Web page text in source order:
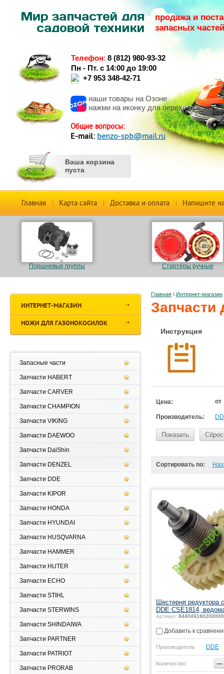
продажа и
запасных частей
Телефон: 8 (812) 980-93-32
Пн - Пт. с 14:00 до 19:00
+7 953 348-42-71
наши товары на Озоне
нажми на иконку для перехода в
Общие вопросы:
Е-mail: benzo-spb@mail.ru
Ваша корзина
пуста
Главная Карта сайта Доставка и оплата Напишите
Поршневые группы Стартёры ручные
Главная \ Интернет-магазин
Запчасти
Инструкция
Цена: от
Производитель:
Показать
Сортировать по:
Шестерня редуктора
DDE CSE1814,
Артикул:
Добавить к
Производитель DDE
Количество: −
ИНТЕРНЕТ-МАГАЗИН
НОЖИ ДЛЯ ГАЗОНОКОСИЛОК
Запасные части
Запчасти HABERT
Запчасти CARVER
Запчасти CHAMPION
Запчасти VIKING
Запчасти DAEWOO
Запчасти DaiShin
Запчасти DENZEL
Запчасти DDE
Запчасти KIPOR
Запчасти HONDA
Запчасти HYUNDAI
Запчасти HUSQVARNA
Запчасти HAMMER
Запчасти HUTER
Запчасти ECHO
Запчасти STIHL
Запчасти STERWINS
Запчасти SHINDAIWA
Запчасти PARTNER
Запчасти PATRIOT
Запчасти PRORAB